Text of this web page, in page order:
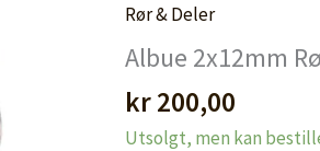
Rør & Deler
Albue 2x12mm
kr200,00
Utsolgt, men kan